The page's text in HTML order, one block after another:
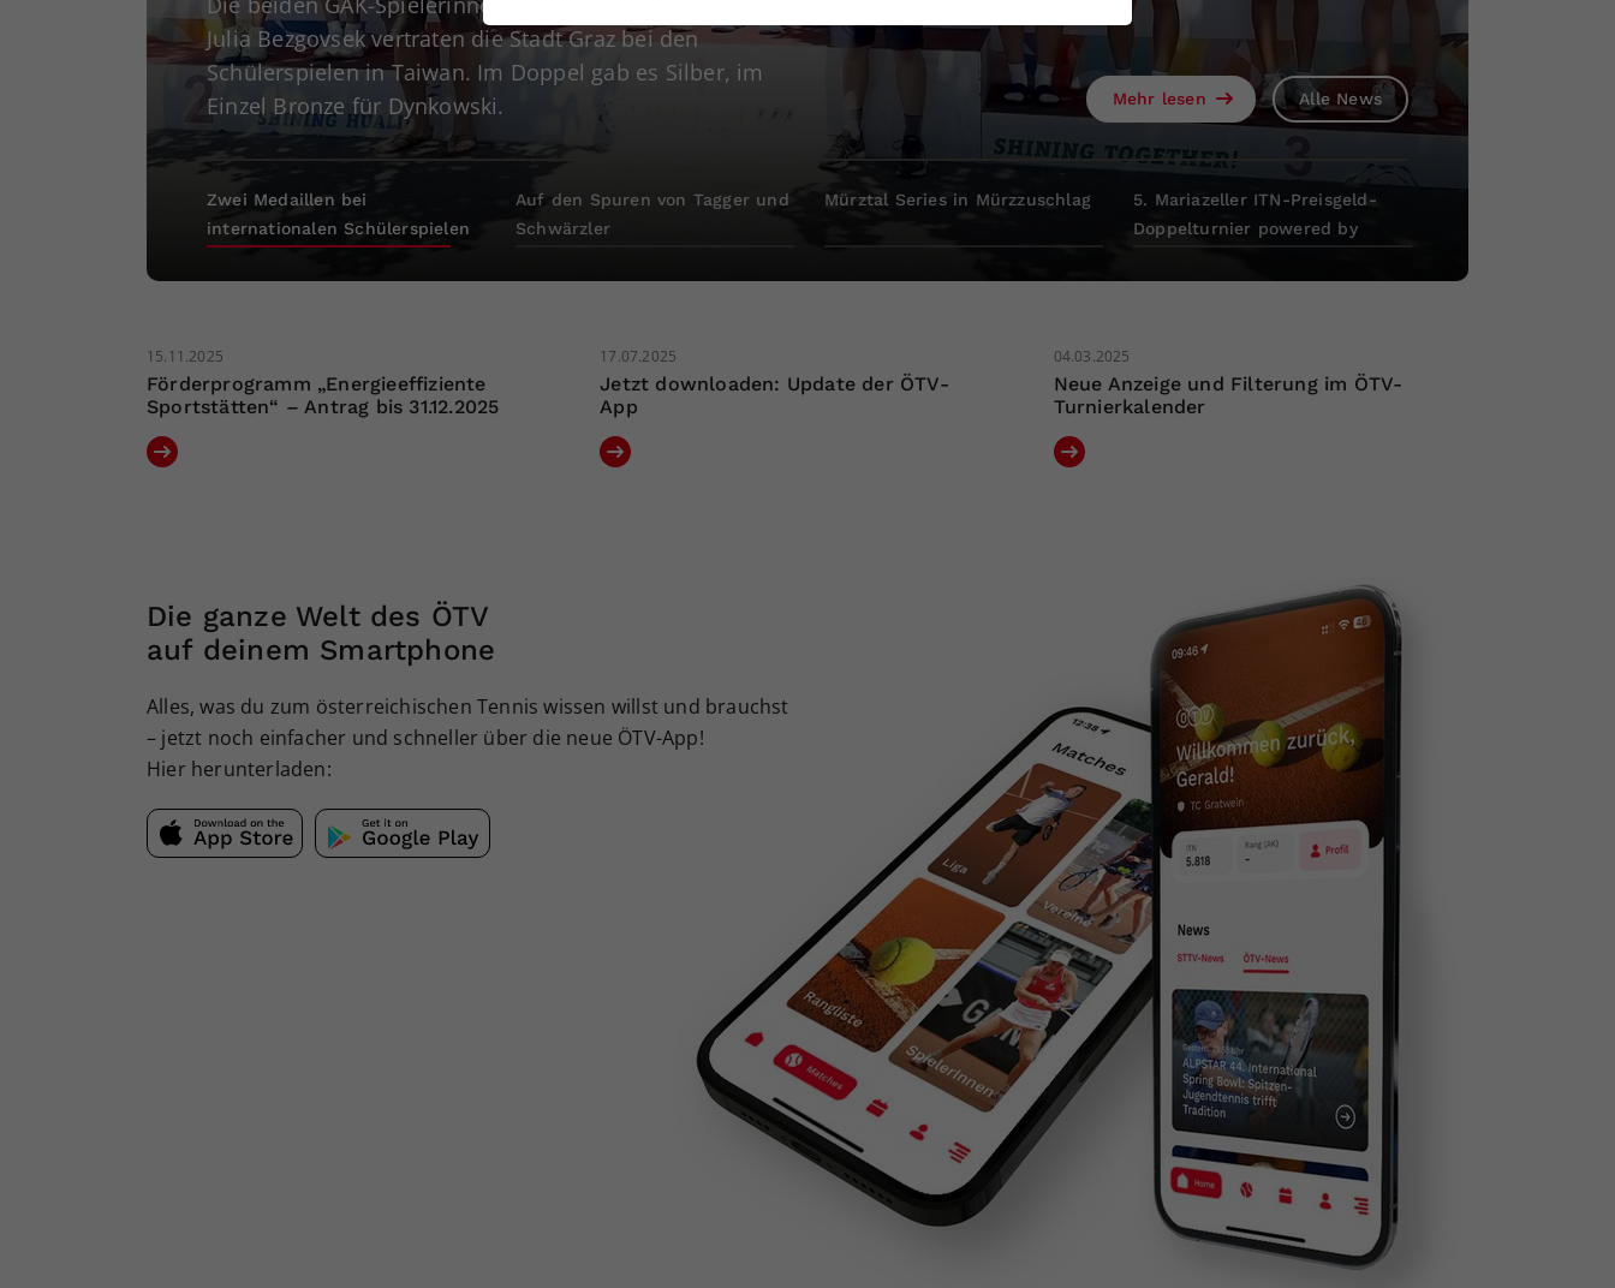
Julia Bezgovsek vertraten die Stadt Graz bei den
Schülerspielen in Taiwan. Im Doppel gab es Silber, im
Einzel Bronze für Dynkowski.
Mehr lesen Alle News
Mehr lesen Alle News
Mehr lesen Alle News
Mehr lesen Alle News
Zwei Medaillen bei
internationalen Schülerspielen
Auf den Spuren von Tagger und
Schwärzler
Mürztal Series in Mürzzuschlag
5. Mariazeller ITN-Preisgeld-
Doppelturnier powered by
15.11.2025
Förderprogramm „Energieeffiziente
Sportstätten“ – Antrag bis 31.12.2025
17.07.2025
Jetzt downloaden: Update der ÖTV-
App
04.03.2025
Neue Anzeige und Filterung im ÖTV-
Turnierkalender
Die ganze Welt des ÖTV
auf deinem Smartphone
Alles, was du zum österreichischen Tennis wissen willst und brauchst
– jetzt noch einfacher und schneller über die neue ÖTV-App!
Hier herunterladen:
Anbieter
Zweck
Einstellungen für diese Website zu speichern.
Anbieter
Cookie-Informationen anzeigen
Statistiken